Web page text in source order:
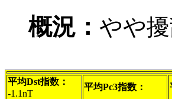
概況： やや
平均Dst指数：
-1.1nT
平均Pc3指数：